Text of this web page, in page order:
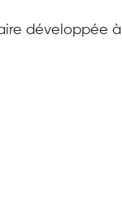
développée à